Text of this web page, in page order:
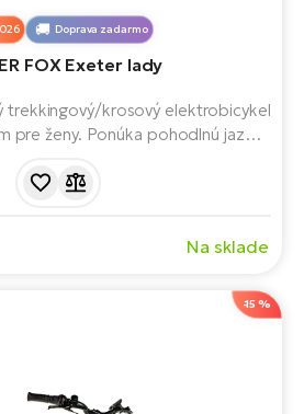
Doprava zadarmo
FOX Exeter lady
trekkingový/krosový elektrobicykel
pre ženy. Ponúka pohodlnú jazdu,
do práce, cyklotrasy, ľahší
Na sklade
-15 %